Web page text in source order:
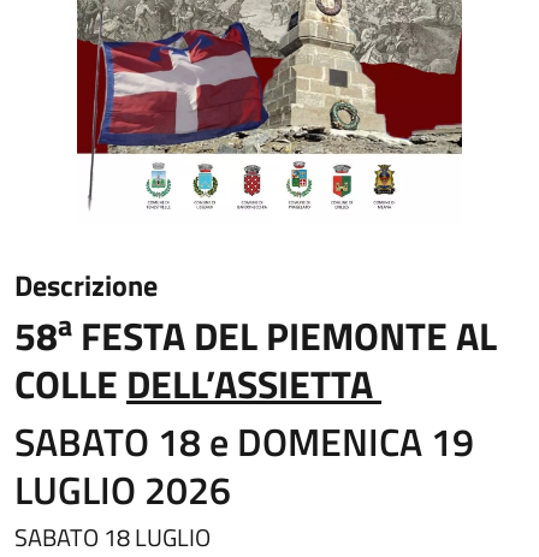
Descrizione
58a FESTA DEL PIEMONTE AL
COLLE DELL’ASSIETTA
SABATO 18e DOMENICA 19
LUGLIO 2026
SABATO 18 LUGLIO